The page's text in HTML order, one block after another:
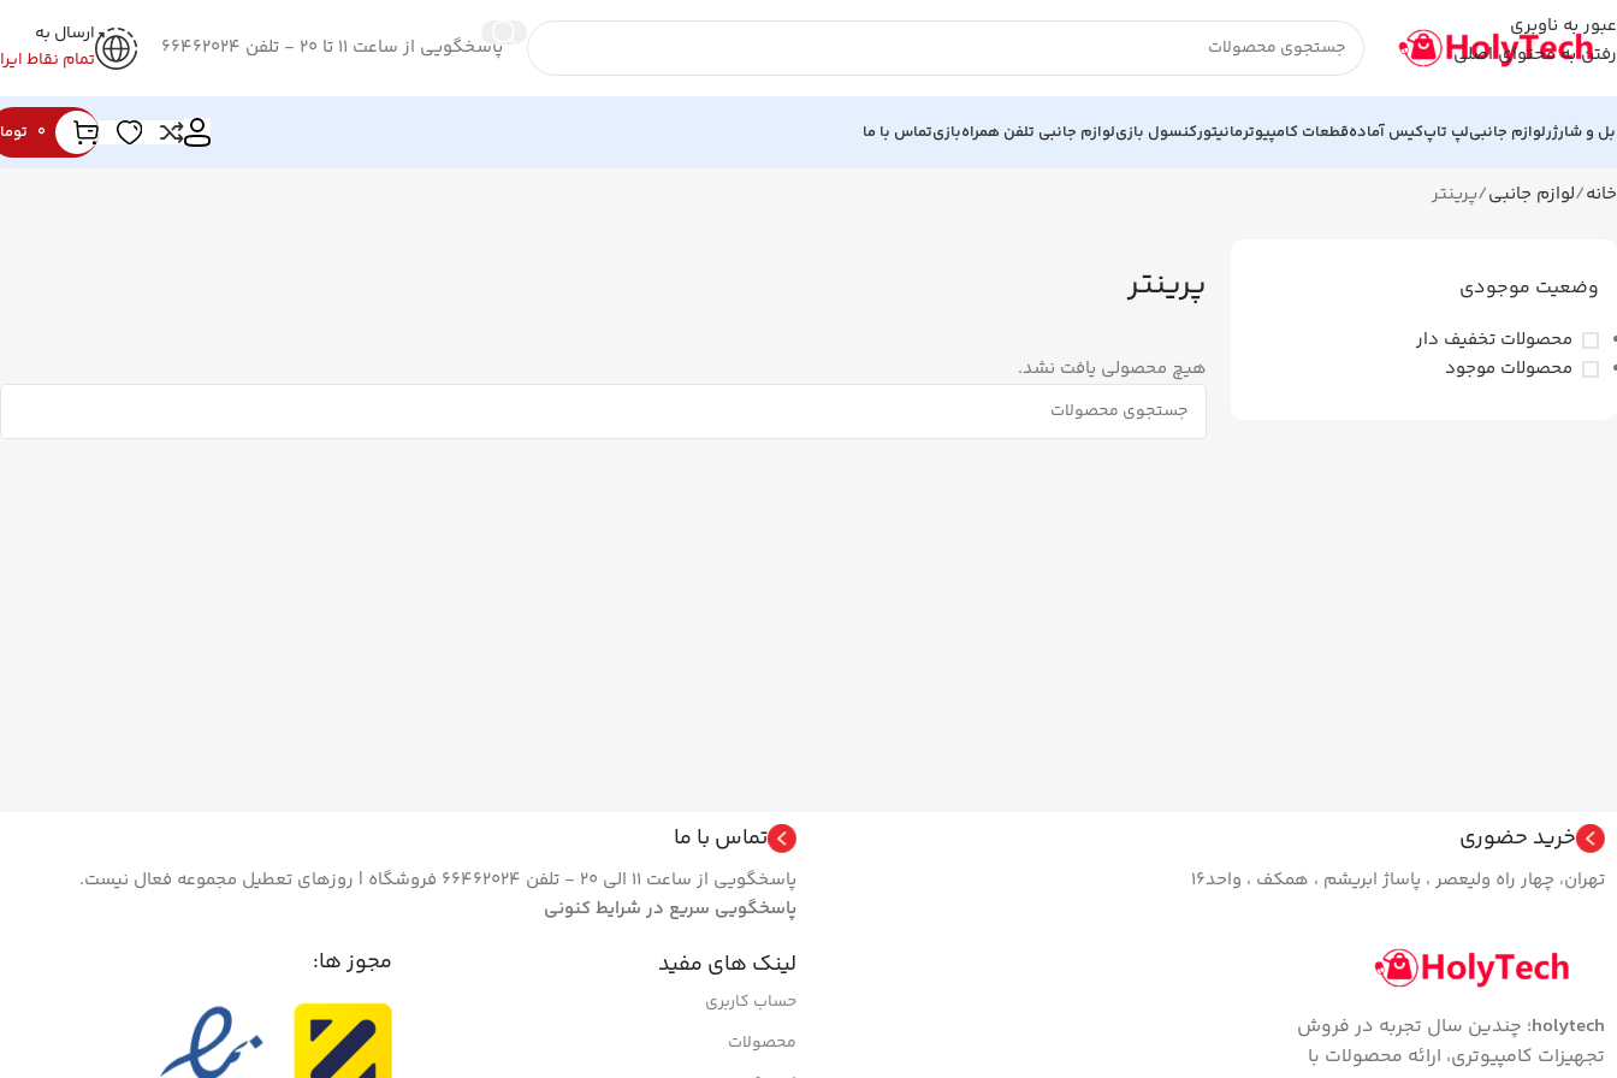
عبور به ناوبری
رفتن به محتوای اصلی
پاسخگویی از ساعت 11 تا 20 - تلفن 66462024
ارسال به
تمام نقاط
و شارژرلوازم جانبیلپ تاپکیس آمادهقطعات کامپیوترمانیتورکنسول بازیلوازم جانبی تلفن همراهبازیتماس با ما 0
خانه لوازم جانبی پرینتر
وضعیت موجودی
محصولات تخفیف دار
محصولات موجود
پرینتر
هیچ محصولی یافت نشد.
خرید حضوری
تهران، چهار راه ولیعصر ، پاساژ ابریشم ، همکف ، واحد16
تماس با ما
پاسخگویی از ساعت 11 الی 20 - تلفن 66462024 فروشگاه | روزهای تعطیل مجموعه فعال نیست.
پاسخگویی سریع در شرایط کنونی
holytech؛ چندین سال تجربه در فروش
تجهیزات کامپیوتری، ارائه محصولات با
لینک های مفید
حساب کاربری
محصولات
مجوز ها: